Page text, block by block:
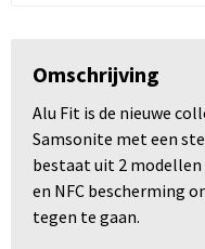
Omschrijving
Alu Fit is de nieuwe
Samsonite met een
bestaat uit 2 modellen
en NFC bescherming
tegen te gaan.